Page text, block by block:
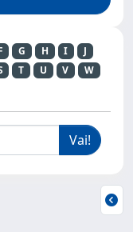
G H I
J
T U V
W